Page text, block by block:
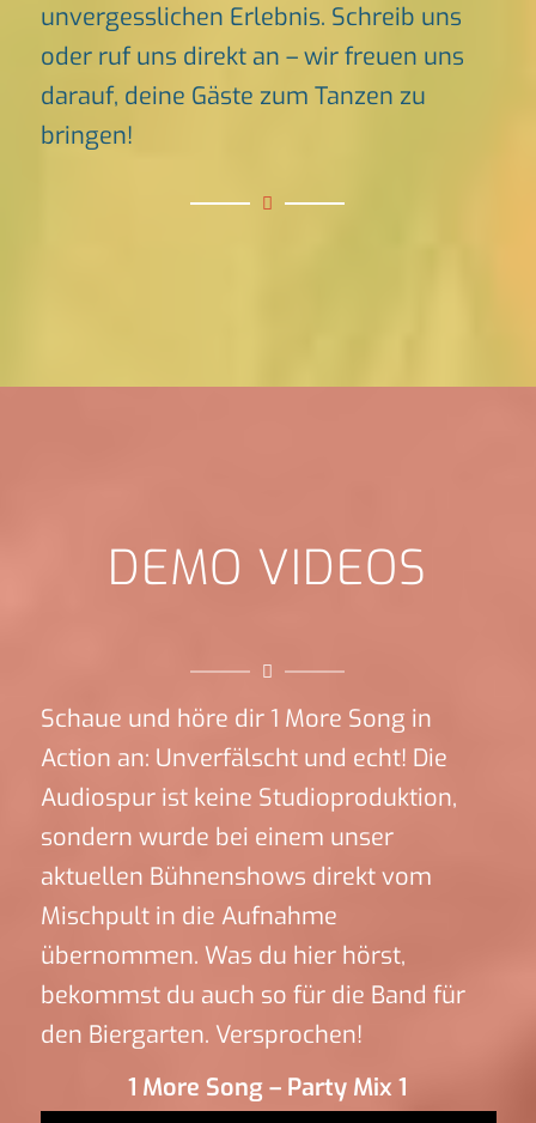
unvergesslichen Erlebnis. Schreib uns
oder ruf uns direkt an – wir freuen uns
darauf, deine Gäste zum Tanzen zu
bringen!
DEMO VIDEOS
Schaue und höre dir 1 More Song in
Action an: Unverfälscht und echt! Die
Audiospur ist keine Studioproduktion,
sondern wurde bei einem unser
aktuellen Bühnenshows direkt vom
Mischpult in die Aufnahme
übernommen. Was du hier hörst,
bekommst du auch so für die Band für
den Biergarten. Versprochen!
1 More Song – Party Mix 1